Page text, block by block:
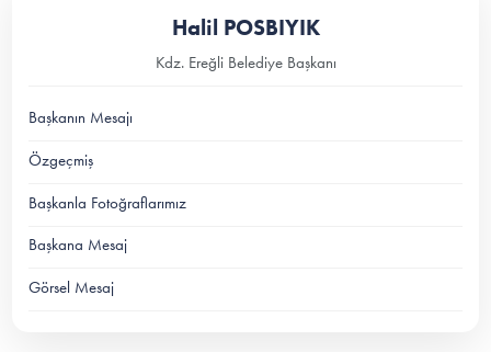
Halil POSBIYIK
Kdz. Ereğli Belediye Başkanı
Başkanın Mesajı
Özgeçmiş
Başkanla Fotoğraflarımız
Başkana Mesaj
Görsel Mesaj